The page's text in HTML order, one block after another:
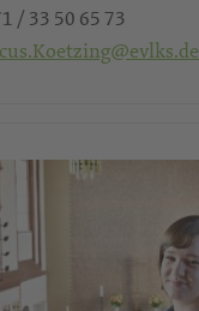
/ 33 50 65 73